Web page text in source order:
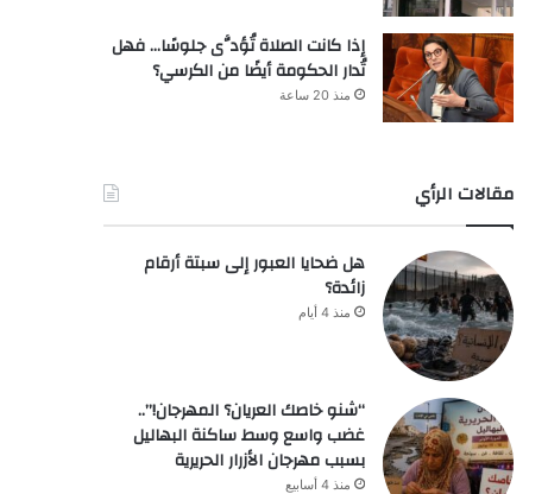
إذا كانت الصلاة تُؤدَّى جلوسًا… فهل
تُدار الحكومة أيضًا من الكرسي؟
منذ 20 ساعة
مقالات الرأي
هل ضحايا العبور إلى سبتة أرقام
زائدة؟
منذ 4 أيام
“شنو خاصك العريان؟ المهرجان!”..
غضب واسع وسط ساكنة البهاليل
بسبب مهرجان الأزرار الحريرية
منذ 4 أسابيع